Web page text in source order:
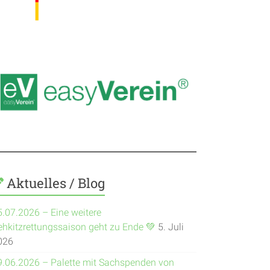
Aktuelles / Blog
– Eine weitere
geht zu Ende 💚 5. Juli
– Palette mit Sachspenden von